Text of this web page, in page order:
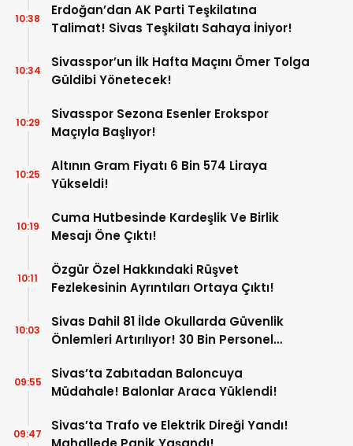
Erdoğan’dan AK Parti Teşkilatına
Talimat! Sivas Teşkilatı Sahaya İniyor!
10:38
Sivasspor’un İlk Hafta Maçını Ömer Tolga
Güldibi Yönetecek!
10:34
Sivasspor Sezona Esenler Erokspor
Maçıyla Başlıyor!
10:29
Altının Gram Fiyatı 6 Bin 574 Liraya
Yükseldi!
10:25
Cuma Hutbesinde Kardeşlik Ve Birlik
Mesajı Öne Çıktı!
10:19
Özgür Özel Hakkındaki Rüşvet
Fezlekesinin Ayrıntıları Ortaya Çıktı!
10:11
Sivas Dahil 81 İlde Okullarda Güvenlik
Önlemleri Artırılıyor! 30 Bin Personel
10:03
Sivas’ta Zabıtadan Baloncuya
Müdahale! Balonlar Araca Yüklendi!
09:55
Sivas’ta Trafo ve Elektrik Direği Yandı!
09:47